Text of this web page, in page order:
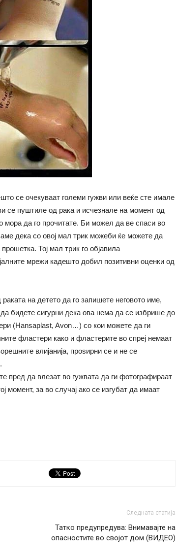
се очекуваат големи гужви или веќе сте имале
се пуштиле од рака и исчезнале на момент од
мора да го прочитате. Би можел да ве спаси во
дека со овој мал трик можеби ќе можете да
Тој мал трик го објавила
мрежи кадешто добил позитивни оценки од
на детето да го запишете неговото име,
бидете сигурни дека ова нема да се избрише до
(Hansaplast, Avon…) со кои можете да ги
фластери како и фластерите во спреј немаат
влијанија, проѕирни се и не се
пред да влезат во гужвата да ги фотографираат
момент, за во случај ако се изгубат да имаат
Следната статија
Татко предупредува: Внимавајте на
опасностите во својот дом (ВИДЕО)